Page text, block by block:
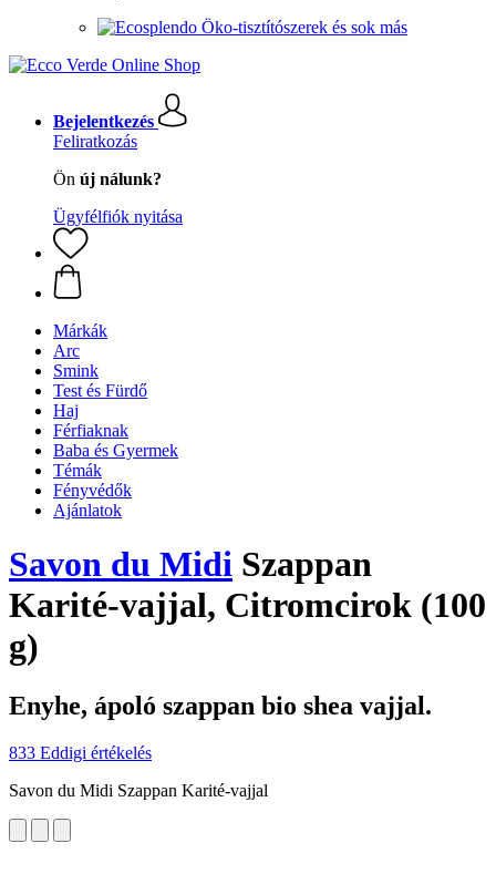
Öko-tisztítószerek és sok más
Bejelentkezés
Feliratkozás
Ön új nálunk?
Ügyfélfiók nyitása
Márkák
Arc
Smink
Test és Fürdő
Haj
Férfiaknak
Baba és Gyermek
Témák
Fényvédők
Ajánlatok
Savon du Midi Szappan
Karité-vajjal, Citromcirok (100
g)
Enyhe, ápoló szappan bio shea vajjal.
833 Eddigi értékelés
Savon du Midi Szappan Karité-vajjal